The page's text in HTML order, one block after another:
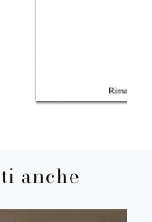
anche